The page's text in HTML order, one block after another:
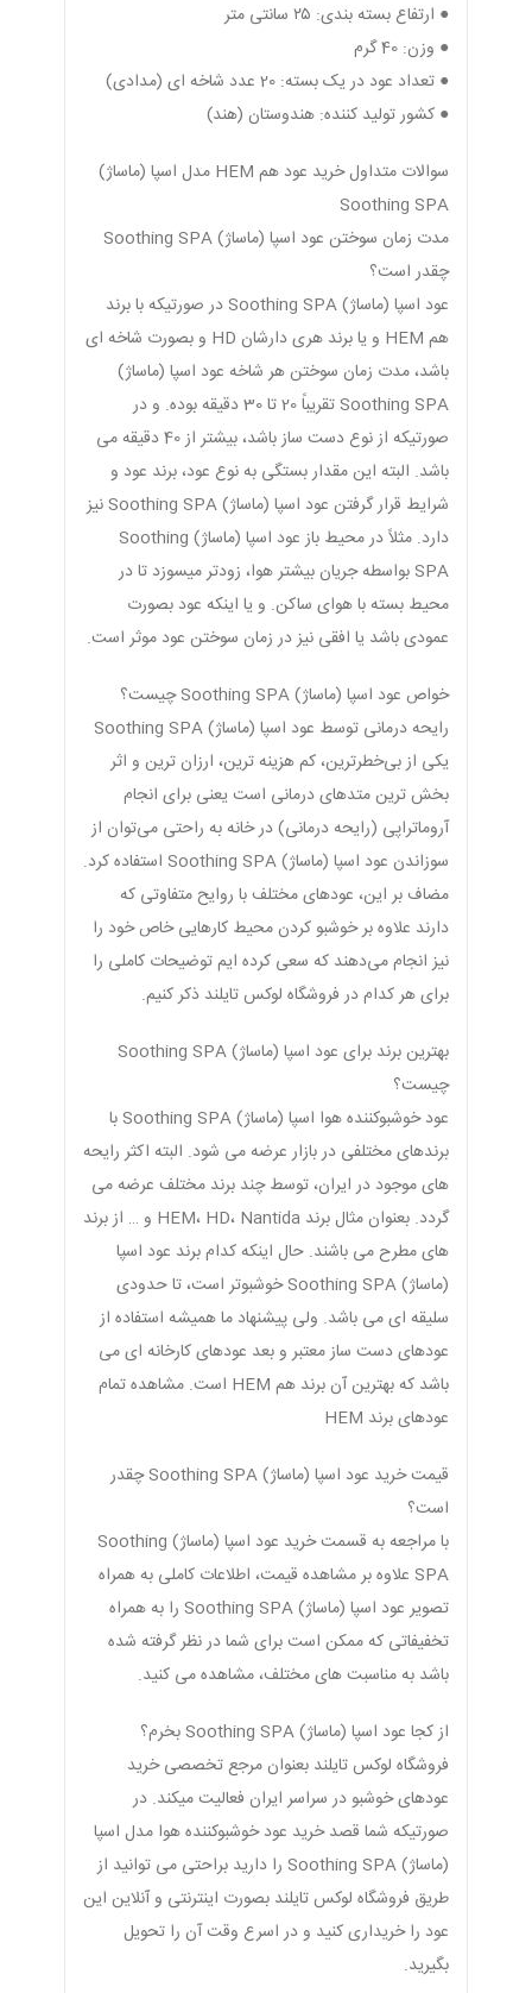
● ارتفاع بسته بندی: ۲۵ سانتی متر
● وزن: 40 گرم
● تعداد عود در یک بسته: 20 عدد شاخه ای (مدادی)
● کشور تولید کننده: هندوستان (هند)
سوالات متداول خرید عود هم HEM مدل اسپا (ماساژ)
Soothing SPA
مدت زمان سوختن عود اسپا (ماساژ) Soothing SPA
چقدر است؟
عود اسپا (ماساژ) Soothing SPA در صورتیکه با برند
هم HEM و یا برند هری دارشان HD و بصورت شاخه ای
باشد، مدت زمان سوختن هر شاخه عود اسپا (ماساژ)
Soothing SPA تقریباً 20 تا 30 دقیقه بوده. و در
صورتیکه از نوع دست ساز باشد، بیشتر از 40 دقیقه می
باشد. البته این مقدار بستگی به نوع عود، برند عود و
شرایط قرار گرفتن عود اسپا (ماساژ) Soothing SPA نیز
دارد. مثلاً در محیط باز عود اسپا (ماساژ) Soothing
SPA بواسطه جریان بیشتر هوا، زودتر میسوزد تا در
محیط بسته با هوای ساکن. و یا اینکه عود بصورت
عمودی باشد یا افقی نیز در زمان سوختن عود موثر است.
خواص عود اسپا (ماساژ) Soothing SPA چیست؟
رایحه درمانی توسط عود اسپا (ماساژ) Soothing SPA
یکی از بی‌خطرترین، کم هزینه ترین، ارزان ترین و اثر
بخش ترین متدهای درمانی است یعنی برای انجام
آروماتراپی (رایحه درمانی) در خانه به راحتی می‌توان از
سوزاندن عود اسپا (ماساژ) Soothing SPA استفاده کرد.
مضاف بر این، عودهای مختلف با روایح متفاوتی که
دارند علاوه بر خوشبو کردن محیط کارهایی خاص خود را
نیز انجام می‌دهند که سعی کرده ایم توضیحات کاملی را
برای هر کدام در فروشگاه لوکس تایلند ذکر کنیم.
بهترین برند برای عود اسپا (ماساژ) Soothing SPA
چیست؟
عود خوشبوکننده هوا اسپا (ماساژ) Soothing SPA با
برندهای مختلفی در بازار عرضه می شود. البته اکثر رایحه
های موجود در ایران، توسط چند برند مختلف عرضه می
گردد. بعنوان مثال برند HEM، HD، Nantida و … از برند
های مطرح می باشند. حال اینکه کدام برند عود اسپا
(ماساژ) Soothing SPA خوشبوتر است، تا حدودی
سلیقه ای می باشد. ولی پیشنهاد ما همیشه استفاده از
عودهای دست ساز معتبر و بعد عودهای کارخانه ای می
باشد که بهترین آن برند هم HEM است. مشاهده تمام
عودهای برند HEM
قیمت خرید عود اسپا (ماساژ) Soothing SPA چقدر
است؟
با مراجعه به قسمت خرید عود اسپا (ماساژ) Soothing
SPA علاوه بر مشاهده قیمت، اطلاعات کاملی به همراه
تصویر عود اسپا (ماساژ) Soothing SPA را به همراه
تخفیفاتی که ممکن است برای شما در نظر گرفته شده
باشد به مناسبت های مختلف، مشاهده می کنید.
از کجا عود اسپا (ماساژ) Soothing SPA بخرم؟
فروشگاه لوکس تایلند بعنوان مرجع تخصصی خرید
عودهای خوشبو در سراسر ایران فعالیت میکند. در
صورتیکه شما قصد خرید عود خوشبوکننده هوا مدل اسپا
(ماساژ) Soothing SPA را دارید براحتی می توانید از
طریق فروشگاه لوکس تایلند بصورت اینترنتی و آنلاین این
عود را خریداری کنید و در اسرع وقت آن را تحویل
بگیرید.